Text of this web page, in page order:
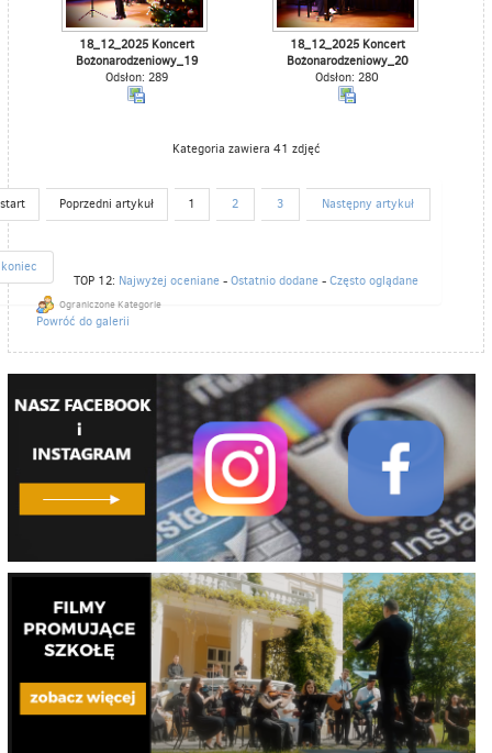
18_12_2025 Koncert
Bożonarodzeniowy_19
Odsłon: 289
18_12_2025 Koncert
Bożonarodzeniowy_20
Odsłon: 280
Kategoria zawiera 41 zdjęć
start Poprzedni artykuł 1 2 3 Następny artykuł
koniec
TOP 12: Najwyżej oceniane - Ostatnio dodane - Często oglądane
Ograniczone Kategorie
Powróć do galerii